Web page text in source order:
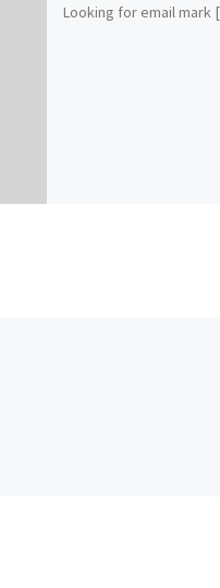
Looking for email